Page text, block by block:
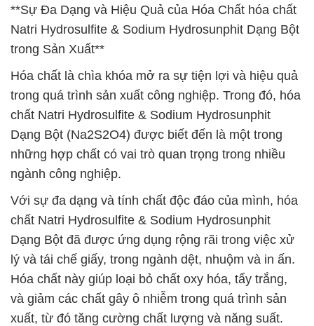
**Sự Đa Dạng và Hiệu Quả của Hóa Chất hóa chất
Natri Hydrosulfite & Sodium Hydrosunphit Dạng Bột
trong Sản Xuất**
Hóa chất là chìa khóa mở ra sự tiện lợi và hiệu quả
trong quá trình sản xuất công nghiệp. Trong đó, hóa
chất Natri Hydrosulfite & Sodium Hydrosunphit
Dạng Bột (Na2S2O4) được biết đến là một trong
những hợp chất có vai trò quan trọng trong nhiều
ngành công nghiệp.
Với sự đa dạng và tính chất độc đáo của mình, hóa
chất Natri Hydrosulfite & Sodium Hydrosunphit
Dạng Bột đã được ứng dụng rộng rãi trong việc xử
lý và tái chế giấy, trong ngành dệt, nhuộm và in ấn.
Hóa chất này giúp loại bỏ chất oxy hóa, tẩy trắng,
và giảm các chất gây ô nhiễm trong quá trình sản
xuất, từ đó tăng cường chất lượng và năng suất.